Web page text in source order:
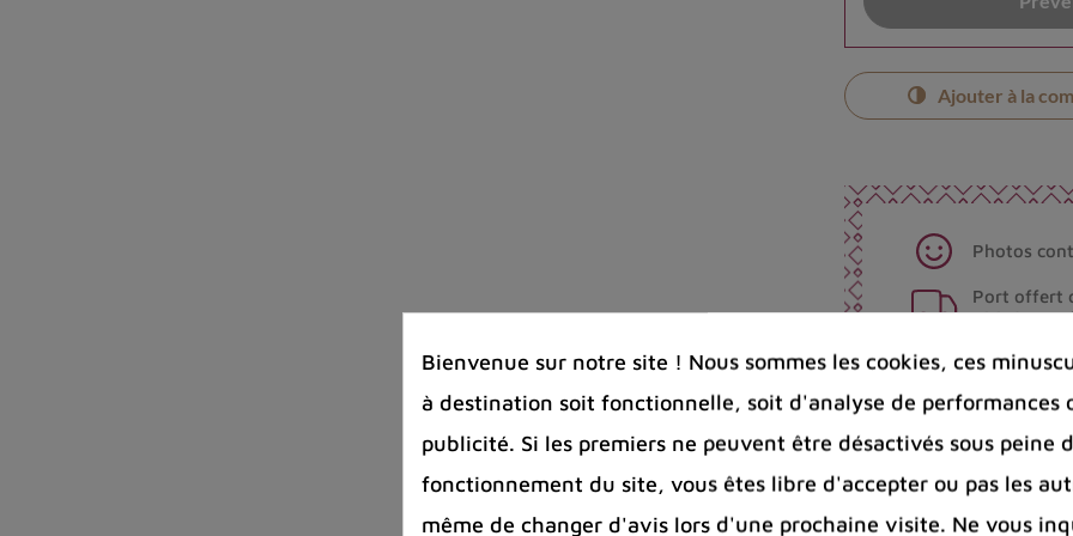
Ajouter à la
Photos
Port offert
100 € pour
Entreprise
Bijoux
Partager :
Bienvenue sur notre site ! Nous sommes les cookies, ces
à destination soit fonctionnelle, soit d'analyse de performances
publicité. Si les premiers ne peuvent être désactivés sous peine
fonctionnement du site, vous êtes libre d'accepter ou pas les
même de changer d'avis lors d'une prochaine visite. Ne vous